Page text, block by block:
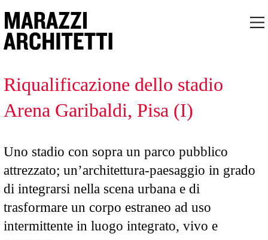
Riqualificazione dello stadio
Arena Garibaldi, Pisa (I)
Uno stadio con sopra un parco pubblico
attrezzato; un’architettura-paesaggio in grado
di integrarsi nella scena urbana e di
trasformare un corpo estraneo ad uso
intermittente in luogo integrato, vivo e